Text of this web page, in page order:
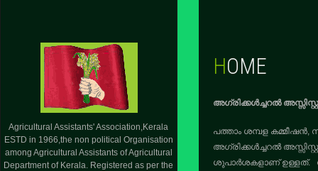
Agricultural Assistants' Association,Kerala
ESTD in 1966,the non political Organisation
among Agricultural Assistants of Agricultural
Department of Kerala. Registered as per the
HOME
അഗ്രിക്കൾച്ചറൽ
പത്താം ശമ്പള കമ്മീഷൻ,
അഗ്രിക്കൾച്ചറൽ
ശുപാർശകളാണ് ഉള്ളത്.